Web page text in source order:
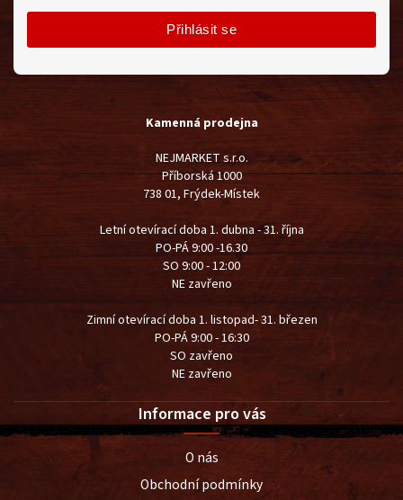
Kamenná prodejna
NEJMARKET s.r.o.
Příborská 1000
738 01, Frýdek-Místek
Letní otevírací doba 1. dubna - 31. října
PO-PÁ 9:00 -16.30
SO 9:00 - 12:00
NE zavřeno
Zimní otevírací doba 1. listopad- 31. březen
PO-PÁ 9:00 - 16:30
SO zavřeno
NE zavřeno
Informace pro vás
O nás
Obchodní podmínky
Přihlásit se